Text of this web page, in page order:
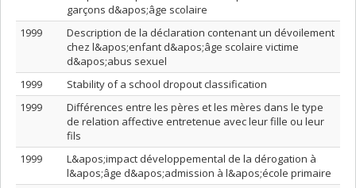
garçons d&apos;âge scolaire
1999
Description de la déclaration contenant un dévoilement
chez l&apos;enfant d&apos;âge scolaire victime
d&apos;abus sexuel
1999
Stability of a school dropout classification
1999
Différences entre les pères et les mères dans le type
de relation affective entretenue avec leur fille ou leur
fils
1999
L&apos;impact développemental de la dérogation à
l&apos;âge d&apos;admission à l&apos;école primaire